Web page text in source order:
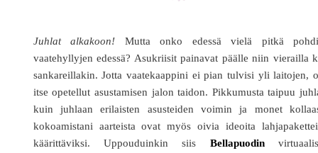
Juhlat alkakoon! Mutta onko edessä vielä pitkä
vaatehyllyjen edessä? Asukriisit painavat päälle niin vierailla
sankareillakin. Jotta vaatekaappini ei pian tulvisi yli laitojen,
itse opetellut asustamisen jalon taidon. Pikkumusta taipuu
kuin juhlaan erilaisten asusteiden voimin ja monet
kokoamistani aarteista ovat myös oivia ideoita
käärittäviksi. Uppouduinkin siis Bellapuodin